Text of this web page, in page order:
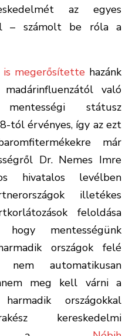
az egyes
– számolt be róla a
is megerősítettehazánk
való
státusz
tól érvényes, így az ezt
már
Dr. Nemes Imre
hivatalos levélben
illetékes
feloldása
hogy mentességünk
országok felé
automatikusan
meg kell várni a
országokkal
kereskedelmi